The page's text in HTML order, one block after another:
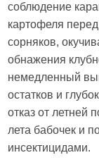
соблюдение
картофеля
сорняков,
обнажения
немедленный
остатков и
отказ от летней
лета бабочек и
инсектицидами.